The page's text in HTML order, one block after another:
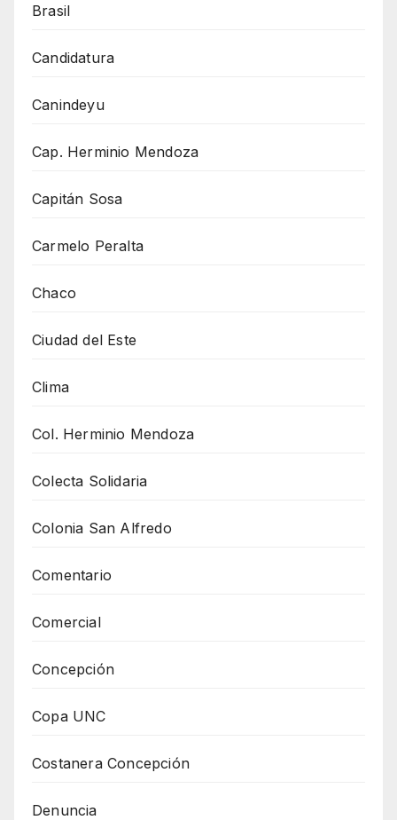
Brasil
Candidatura
Canindeyu
Cap. Herminio Mendoza
Capitán Sosa
Carmelo Peralta
Chaco
Ciudad del Este
Clima
Col. Herminio Mendoza
Colecta Solidaria
Colonia San Alfredo
Comentario
Comercial
Concepción
Copa UNC
Costanera Concepción
Denuncia